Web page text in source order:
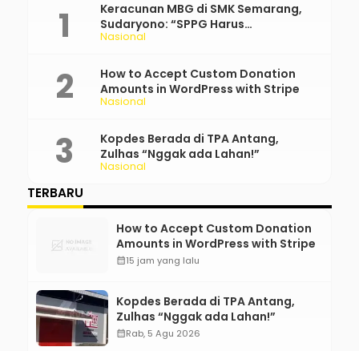
Nasional
Keracunan MBG di SMK Semarang,
Sudaryono: “SPPG Harus
Bertanggung Jawab!”
Nasional
How to Accept Custom Donation
Amounts in WordPress with Stripe
Nasional
Kopdes Berada di TPA Antang,
Zulhas “Nggak ada Lahan!”
TERBARU
How to Accept Custom Donation
Amounts in WordPress with Stripe
calendar_month15 jam yang lalu
Kopdes Berada di TPA Antang,
Zulhas “Nggak ada Lahan!”
calendar_monthRab, 5 Agu 2026